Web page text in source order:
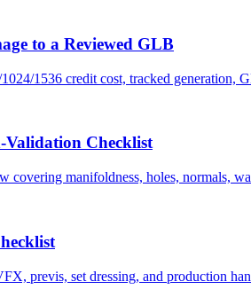
to a Reviewed GLB
1536 credit cost, tracked generation,
Validation Checklist
manifoldness, holes, normals,
previs, set dressing, and production